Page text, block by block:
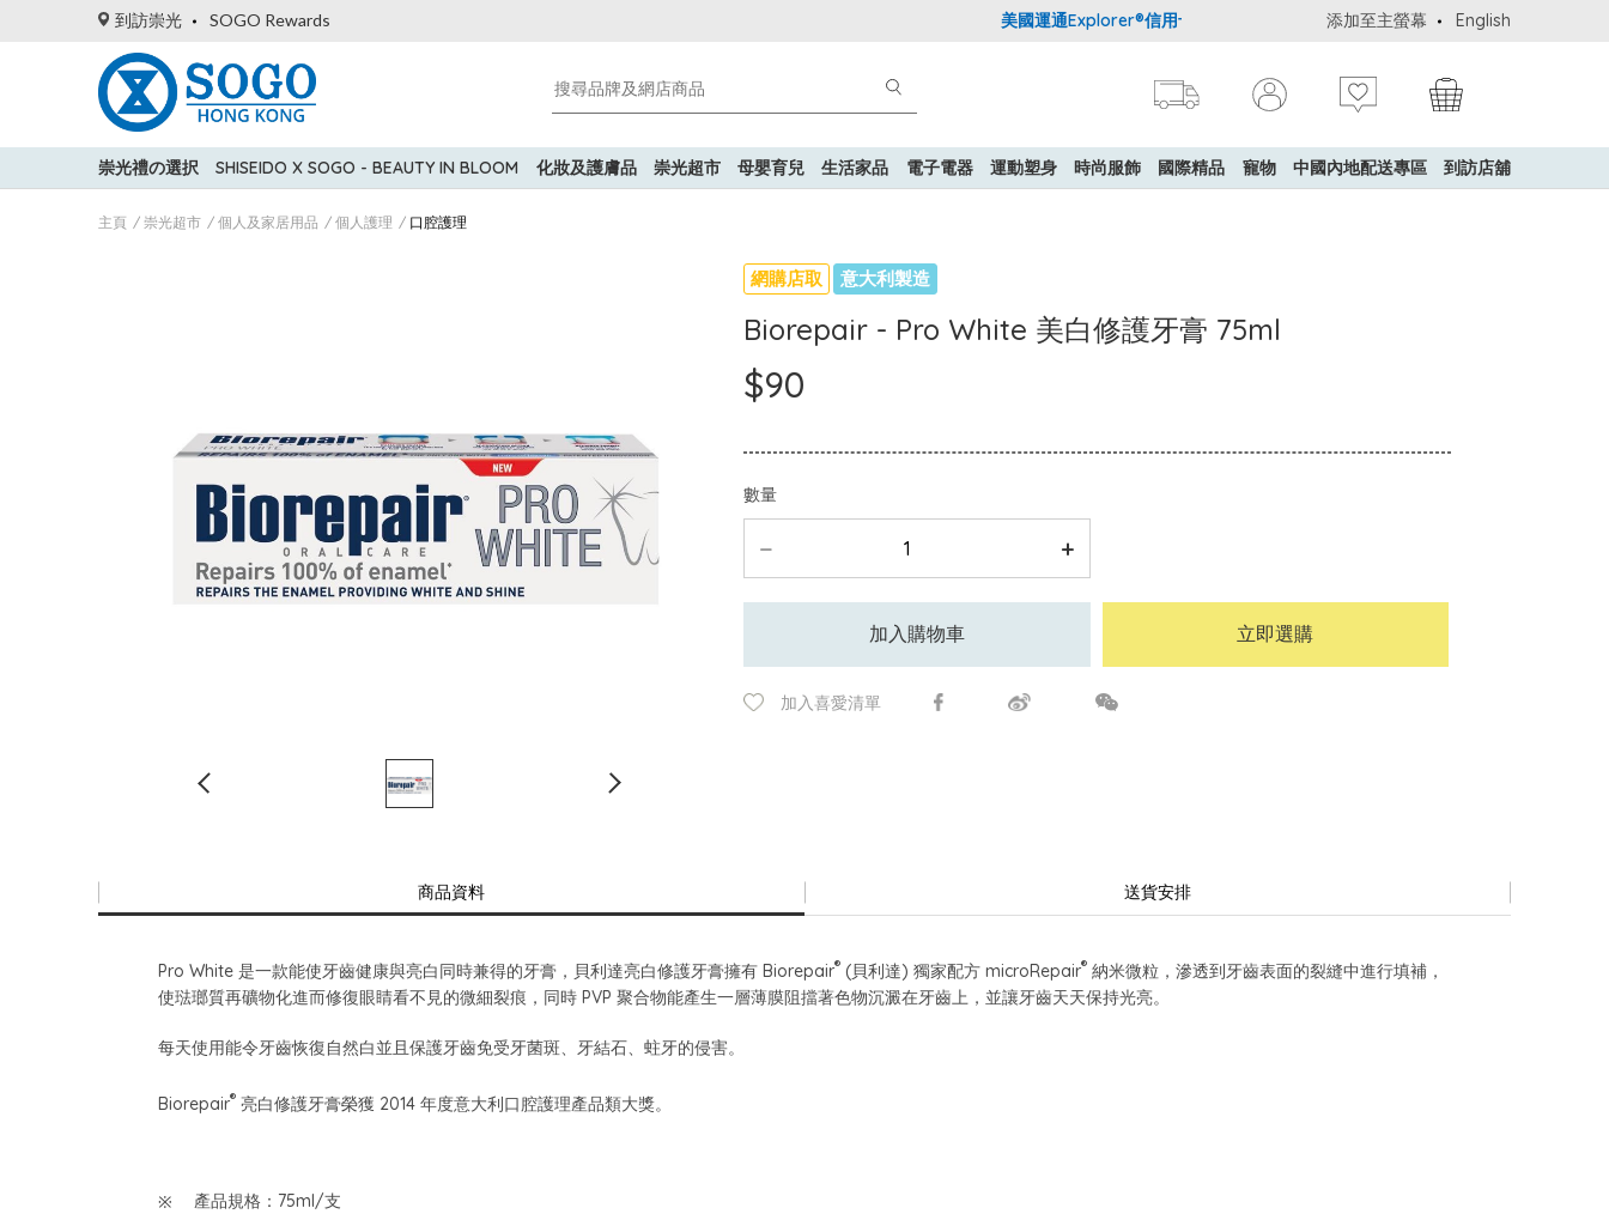
到訪崇光 SOGO Rewards 美國運通Explorer®信用卡會員購物禮遇：高達5%簽賬回贈！ 購買一般貨品(冷凍食
添加至主螢幕 English
崇光禮の選択 SHISEIDO X SOGO - BEAUTY IN BLOOM 化妝及護膚品 崇光超市 母嬰育兒 生活家品 電子電器 運動塑身 時尚服飾 國際精品 寵物 中國內地配送專區 到訪店舖
主頁 崇光超市 個人及家居用品 個人護理 口腔護理
網購店取 意大利製造
Biorepair - Pro White 美白修護牙膏 75ml
$90
數量
加入購物車 立即選購
加入喜愛清單
商品資料 送貨安排
Pro White 是一款能使牙齒健康與亮白同時兼得的牙膏，貝利達亮白修護牙膏擁有 Biorepair® (貝利達) 獨家配方 microRepair® 納米微粒，滲透到牙齒表面的裂縫中進行填補，
使琺瑯質再礦物化進而修復眼睛看不見的微細裂痕，同時 PVP 聚合物能產生一層薄膜阻擋著色物沉澱在牙齒上，並讓牙齒天天保持光亮。
每天使用能令牙齒恢復自然白並且保護牙齒免受牙菌斑、牙結石、蛀牙的侵害。
Biorepair® 亮白修護牙膏榮獲 2014 年度意大利口腔護理產品類大獎。
產品規格：75ml/支